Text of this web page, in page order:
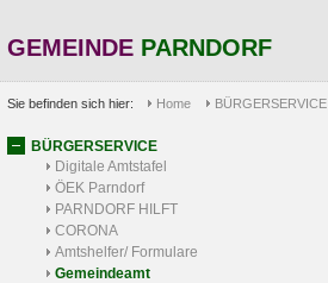
GEMEINDE PARNDORF
Sie befinden sich hier: Home BÜRGERSERVICE
BÜRGERSERVICE
Digitale Amtstafel
ÖEK Parndorf
PARNDORF HILFT
CORONA
Amtshelfer/ Formulare
Gemeindeamt